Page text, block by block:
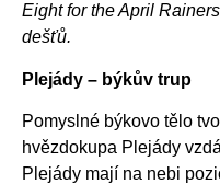
Eight for the April Rainers
dešťů.
Plejády – býkův trup
Pomyslné býkovo tělo
hvězdokupa Plejády
Plejády mají na nebi